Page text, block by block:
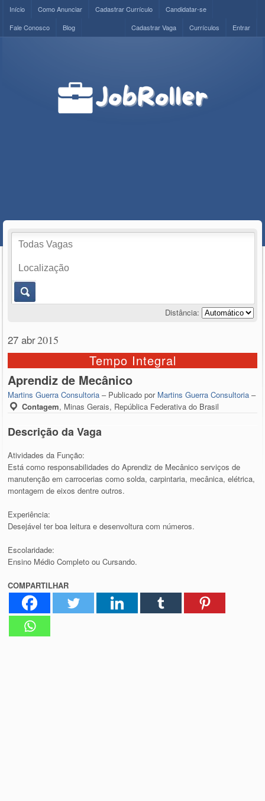
Início Como Anunciar Cadastrar Currículo
Candidatar-se
Fale Conosco
Blog Entrar
Currículos
Cadastrar Vaga
Distância:
27 abr2015
Tempo Integral
Aprendiz de Mecânico
Martins Guerra Consultoria – Publicado por Martins Guerra Consultoria –
Contagem, Minas Gerais, República Federativa do Brasil
Descrição da Vaga
Atividades da Função:
Está como responsabilidades do Aprendiz de Mecânico serviços de
manutenção em carrocerias como solda, carpintaria, mecânica, elétrica,
montagem de eixos dentre outros.
Experiência:
Desejável ter boa leitura e desenvoltura com números.
Escolaridade:
Ensino Médio Completo ou Cursando.
COMPARTILHAR